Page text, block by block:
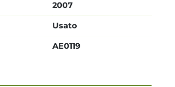
2007
Usato
AE0119